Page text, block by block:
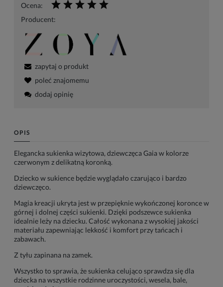
Ocena:
Producent:
zapytaj o produkt
poleć znajomemu
dodaj opinię
OPIS
Elegancka sukienka wizytowa, dziewczęca Gaia w kolorze
czerwonym z delikatną koronką.
Dziecko w sukience będzie wyglądało czarująco i bardzo
dziewczęco.
Magia kreacji ukryta jest w przepięknie wykończonej koronce w
górnej i dolnej części sukienki. Dzięki podszewce sukienka
idealnie leży na dziecku. Całość wykonana z wysokiej jakości
materiału zapewniając lekkość i komfort przy tańcach i
zabawach.
Z tyłu zapinana na zamek.
Wszystko to sprawia, że sukienka celująco sprawdza się dla
dziecka na wszystkie rodzinne uroczystości, wesela, bale,